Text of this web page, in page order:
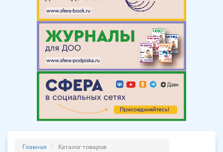
Главная Каталог товаров